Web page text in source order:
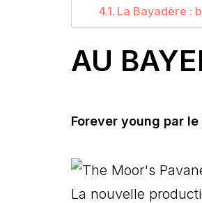
La Bayadère :
AU
Forever young par
La nouvelle